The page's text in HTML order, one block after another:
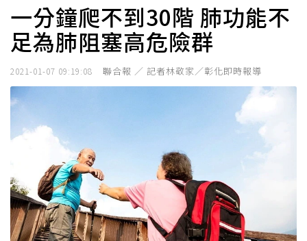
一分鐘爬不到30階 肺功能不
足為肺阻塞高危險群
2021-01-07 09:19:08 聯合報 ／ 記者林敬家／彰化即時報導